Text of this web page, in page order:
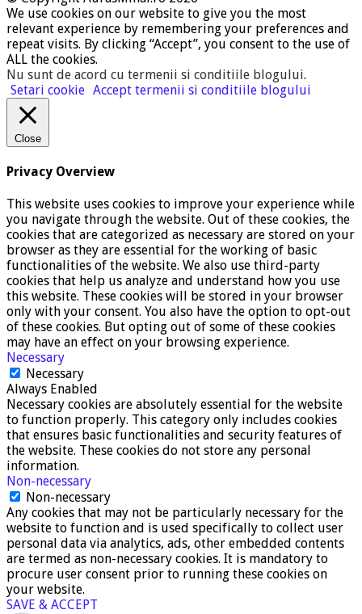
We use cookies on our website to give you the most
relevant experience by remembering your preferences and
repeat visits. By clicking “Accept”, you consent to the use of
ALL the cookies.
Nu sunt de acord cu termenii si conditiile blogului.
Setari cookie Accept termenii si conditiile blogului
Close
Privacy Overview
This website uses cookies to improve your experience while
you navigate through the website. Out of these cookies, the
cookies that are categorized as necessary are stored on your
browser as they are essential for the working of basic
functionalities of the website. We also use third-party
cookies that help us analyze and understand how you use
this website. These cookies will be stored in your browser
only with your consent. You also have the option to opt-out
of these cookies. But opting out of some of these cookies
may have an effect on your browsing experience.
Necessary
Necessary
Always Enabled
Necessary cookies are absolutely essential for the website
to function properly. This category only includes cookies
that ensures basic functionalities and security features of
the website. These cookies do not store any personal
information.
Non-necessary
Non-necessary
Any cookies that may not be particularly necessary for the
website to function and is used specifically to collect user
personal data via analytics, ads, other embedded contents
are termed as non-necessary cookies. It is mandatory to
procure user consent prior to running these cookies on
your website.
SAVE & ACCEPT